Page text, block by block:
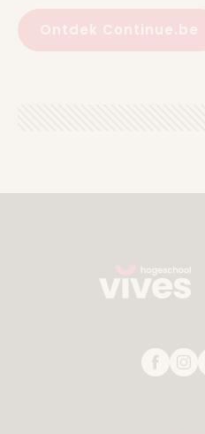
Ontdek Continue.be